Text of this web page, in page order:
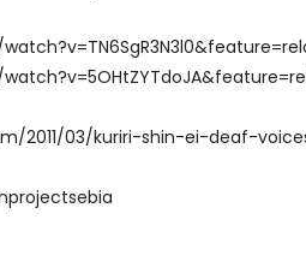
2011/03/kuriri-shin-ei-deaf-